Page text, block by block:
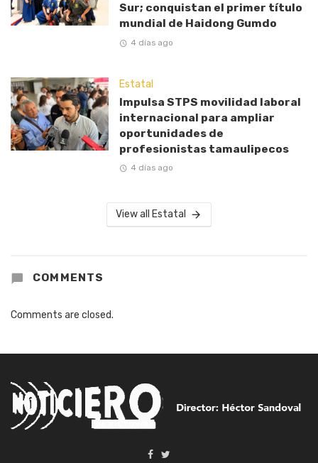
Sur; conquistan el primer título
mundial de Haidong Gumdo
4 días ago
Estatal
Impulsa STPS movilidad laboral
internacional para ampliar
oportunidades de
profesionistas tamaulipecos
4 días ago
View all Estatal
COMMENTS
Comments are closed.